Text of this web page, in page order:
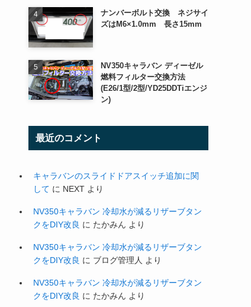
ナンバーボルト交換 ネジサイ
ズはM6×1.0mm 長さ15mm
NV350キャラバン ディーゼル
燃料フィルター交換方法
(E26/1型/2型/YD25DDTiエンジ
ン)
最近のコメント
キャラバンのスライドドアスイッチ追加に関
して に NEXT より
NV350キャラバン 冷却水が減るリザーブタン
クをDIY改良 に たかみん より
NV350キャラバン 冷却水が減るリザーブタン
クをDIY改良 に ブログ管理人 より
NV350キャラバン 冷却水が減るリザーブタン
クをDIY改良 に たかみん より